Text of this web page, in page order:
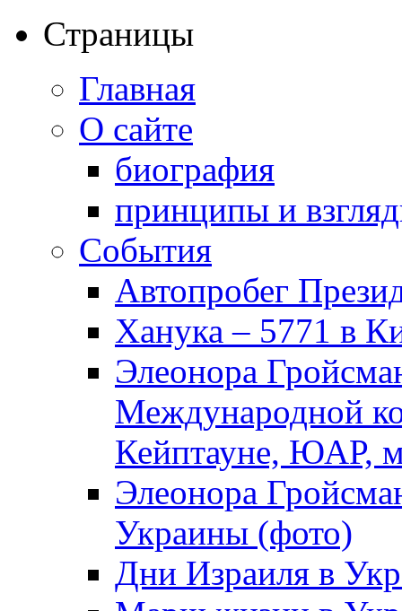
Страницы
Главная
О сайте
биография
принципы и
События
Автопробег
Ханука – 5771 в
Элеонора
Международной
Кейптауне, ЮАР,
Элеонора
Украины (фото)
Дни Израиля в